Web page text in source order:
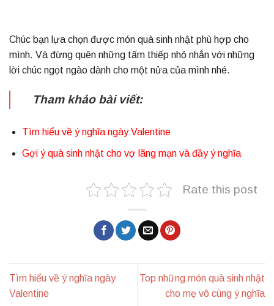
Chúc bạn lựa chọn được món quà sinh nhật phù hợp cho
mình. Và đừng quên những tấm thiếp nhỏ nhắn với những
lời chúc ngọt ngào dành cho một nửa của mình nhé.
Tham khảo bài viết:
Tìm hiểu về ý nghĩa ngày Valentine
Gợi ý quà sinh nhật cho vợ lãng mạn và đầy ý nghĩa
Rate this post
Tìm hiểu về ý nghĩa ngày
Valentine
Top những món quà sinh nhật
cho mẹ vô cùng ý nghĩa